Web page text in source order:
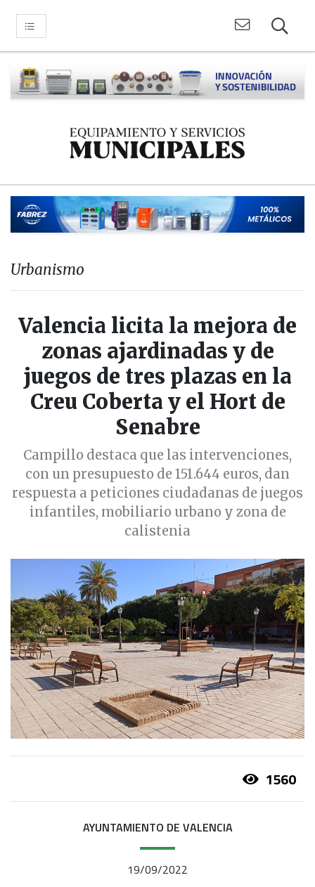
Urbanismo
Valencia licita la mejora de
zonas ajardinadas y de
juegos de tres plazas en la
Creu Coberta y el Hort de
Senabre
Campillo destaca que las intervenciones,
con un presupuesto de 151.644 euros, dan
respuesta a peticiones ciudadanas de juegos
infantiles, mobiliario urbano y zona de
calistenia
1560
AYUNTAMIENTO DE VALENCIA
19/09/2022